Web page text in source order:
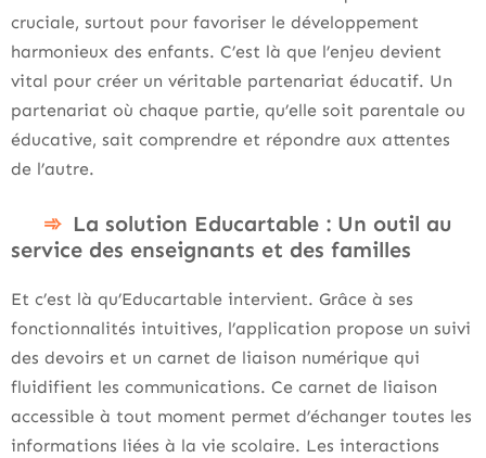
cruciale, surtout pour favoriser le développement
harmonieux des enfants. C’est là que l’enjeu devient
vital pour créer un véritable partenariat éducatif. Un
partenariat où chaque partie, qu’elle soit parentale ou
éducative, sait comprendre et répondre aux attentes
de l’autre.
La solution Educartable : Un outil au
service des enseignants et des familles
Et c’est là qu’Educartable intervient. Grâce à ses
fonctionnalités intuitives, l’application propose un suivi
des devoirs et un carnet de liaison numérique qui
fluidifient les communications. Ce carnet de liaison
accessible à tout moment permet d’échanger toutes les
informations liées à la vie scolaire. Les interactions